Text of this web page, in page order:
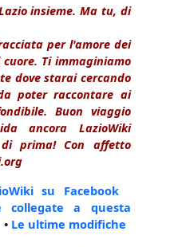
insieme. Ma tu, di
per l'amore dei
Ti immaginiamo
dove starai cercando
poter raccontare ai
Buon viaggio
ancora LazioWiki
prima! Con affetto
su Facebook
collegate a questa
• Le ultime modifiche